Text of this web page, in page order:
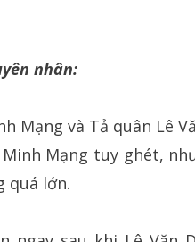
nhân:
Mạng và Tả quân Lê
Mạng tuy ghét,
quá lớn.